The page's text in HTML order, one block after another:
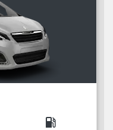
local_gas_station